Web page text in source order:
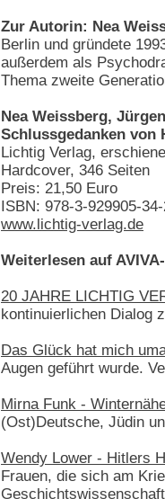
Zur Autorin: Nea
Berlin und gründete
außerdem als
Thema zweite
Nea Weissberg,
Schlussgedanken von
Lichtig Verlag,
Hardcover, 346 Seiten
Preis: 21,50 Euro
ISBN: 978-3-929905-
www.lichtig-verlag.de
Weiterlesen auf
20 JAHRE LICHTIG
kontinuierlichen Dialog
Das Glück hat mich
Augen geführt wurde.
Mirna Funk -
(Ost)Deutsche, Jüdin
Wendy Lower - Hitlers
Frauen, die sich am